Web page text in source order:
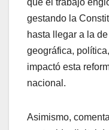
gestando la
hasta llegar a la
geográfica,
impactó esta
nacional.
Asimismo,